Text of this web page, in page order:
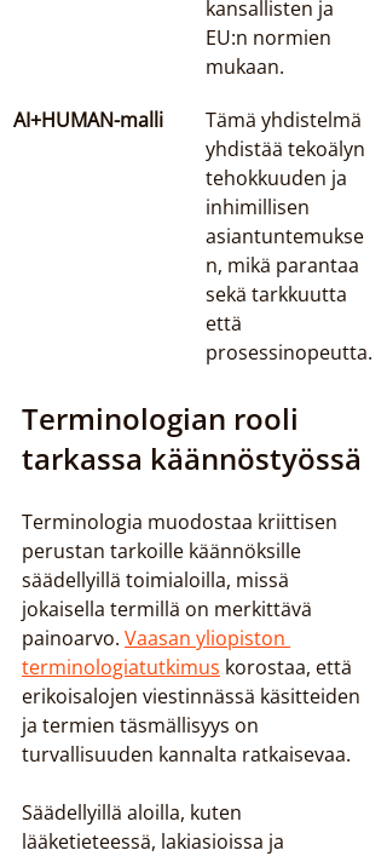
kansallisten ja
EU:n normien
mukaan.
AI+HUMAN-malli
Tämä yhdistelmä
yhdistää tekoälyn
tehokkuuden ja
inhimillisen
asiantuntemukse
n, mikä parantaa
sekä tarkkuutta
että
prosessinopeutta.
Terminologian rooli
tarkassa käännöstyössä
Terminologia muodostaa kriittisen
perustan tarkoille käännöksille
säädellyillä toimialoilla, missä
jokaisella termillä on merkittävä
painoarvo. Vaasan yliopiston
terminologiatutkimus korostaa, että
erikoisalojen viestinnässä käsitteiden
ja termien täsmällisyys on
turvallisuuden kannalta ratkaisevaa.
Säädellyillä aloilla, kuten
lääketieteessä, lakiasioissa ja